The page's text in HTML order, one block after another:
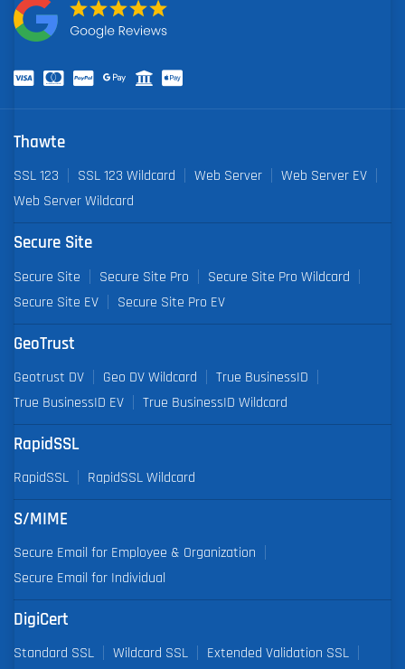
Thawte
SSL 123 SSL 123 Wildcard Web Server
Web Server EV
Web Server Wildcard
Secure Site
Secure Site Secure Site Pro
Secure Site Pro Wildcard
Secure Site EV
Secure Site Pro EV
GeoTrust
Geotrust DV Geo DV Wildcard
True BusinessID
True BusinessID EV
True BusinessID Wildcard
RapidSSL
RapidSSL RapidSSL Wildcard
S/MIME
Secure Email for Employee & Organization
Secure Email for Individual
DigiCert
Standard SSL Wildcard SSL
Extended Validation SSL